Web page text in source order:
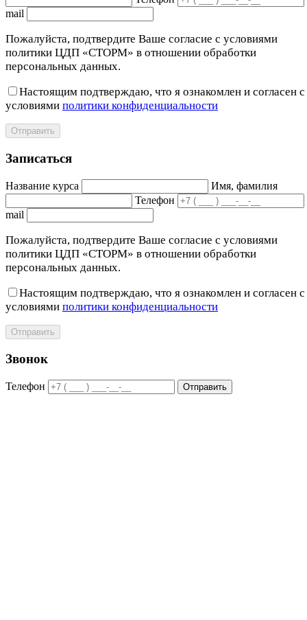
mail
Пожалуйста, подтвердите Ваше согласие с условиями
политики ЦДП «СТОРМ» в отношении обработки
персональных данных.
Настоящим подтверждаю, что я ознакомлен и согласен с
условиями политики конфиденциальности
Отправить
Записаться
Название курса
Имя, фамилия
Телефон
mail
Пожалуйста, подтвердите Ваше согласие с условиями
политики ЦДП «СТОРМ» в отношении обработки
персональных данных.
Настоящим подтверждаю, что я ознакомлен и согласен с
условиями политики конфиденциальности
Отправить
Звонок
Телефон Отправить